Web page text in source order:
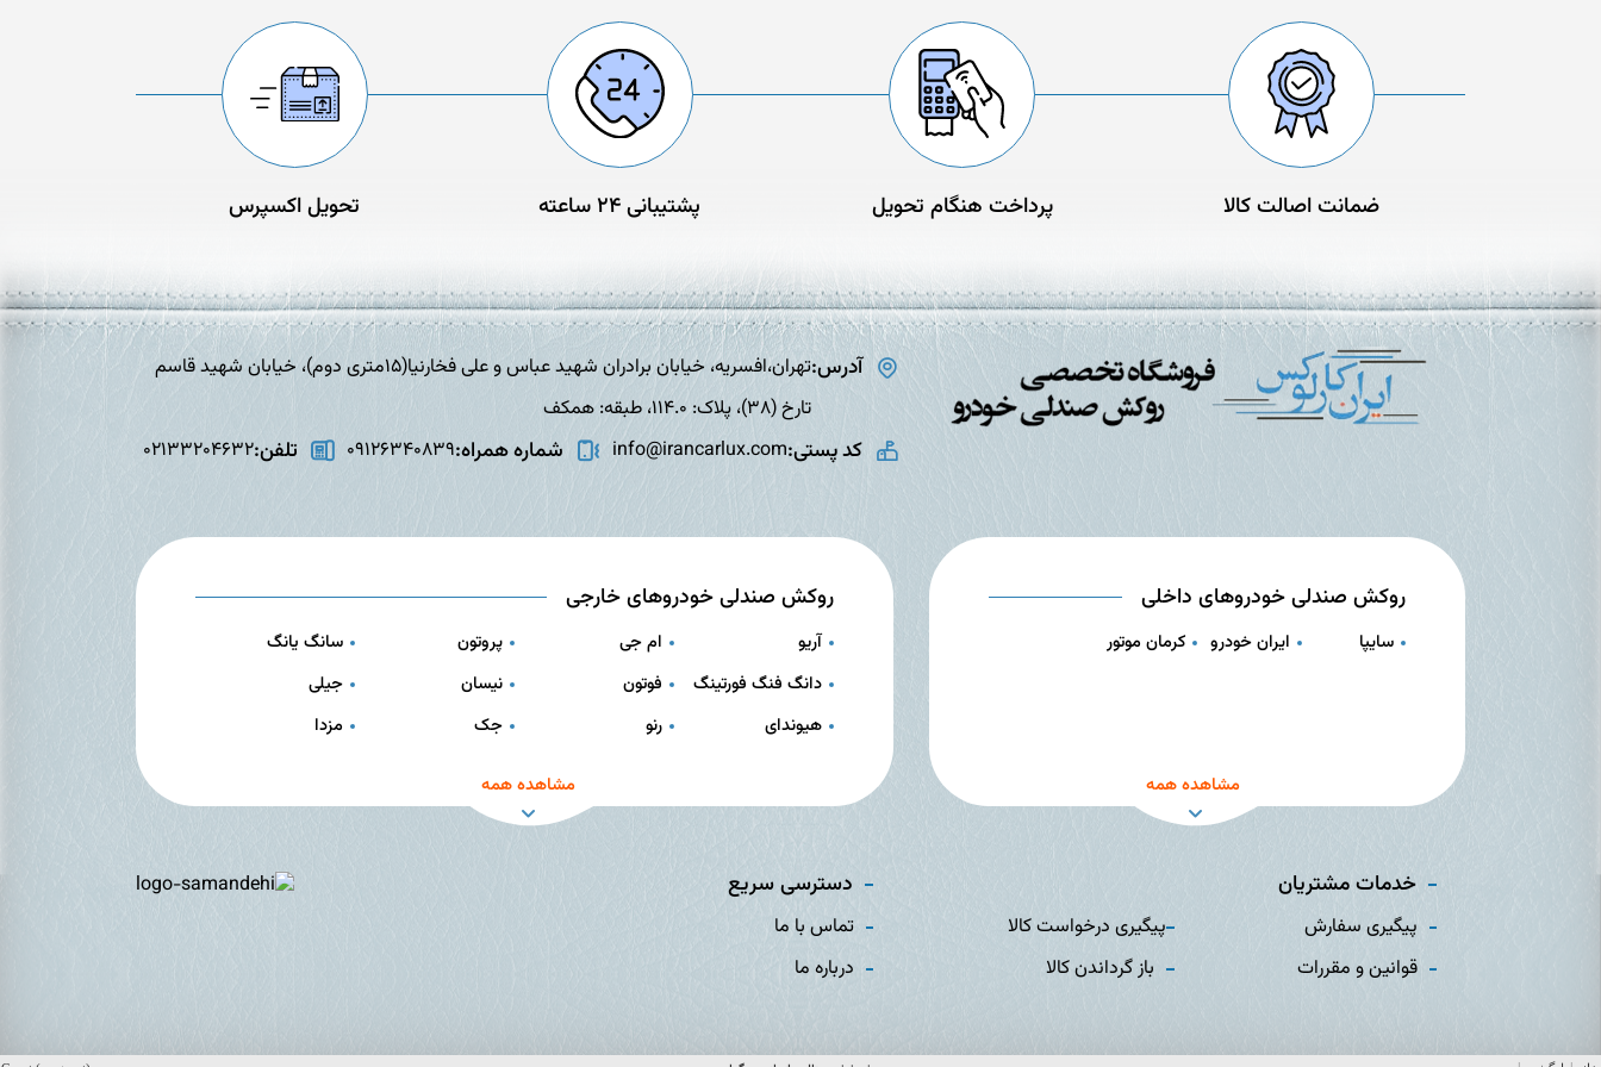
ضمانت اصالت کالا پرداخت هنگام تحویل پشتیبانی 24 ساعته تحویل اکسپرس
آدرس:
تهران،افسریه، خیابان برادران شهید عباس و علی فخارنیا(15متری دوم)، خیابان شهید قاسم
تارخ (38)، پلاک: 114.0، طبقه: همکف
کد پستی:info@irancarlux.com شماره همراه:09126340839 تلفن:02133204632
روکش صندلی خودروهای داخلی
سایپا ایران خودرو کرمان موتور
مشاهده همه
روکش صندلی خودروهای خارجی
آریو ام جی پروتون
سانگ یانگ
دانگ فنگ فورتینگ
فوتون نیسان
جیلی
هیوندای
رنو جک مزدا
مشاهده همه
خدمات مشتریان
پیگیری سفارش
قوانین و مقررات
پیگیری درخواست کالا
باز گرداندن کالا
دسترسی سریع
تماس با ما
درباره ما